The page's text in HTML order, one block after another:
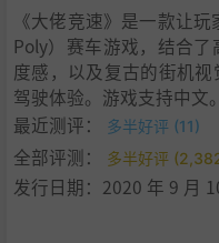
**
3.大佬竞速
4.高手对决
5.速度第一
6.捕捉漂移
7.驾驶或爆炸
8.警察和强盗
《大佬竞速》是一款让
Poly）赛车游戏，结合
度感，以及复古的街机
驾驶体验。游戏支持中文。
最近测评：
多半好评 (11)
全部评测： 多半好评
发行日期：2020 年 9 月